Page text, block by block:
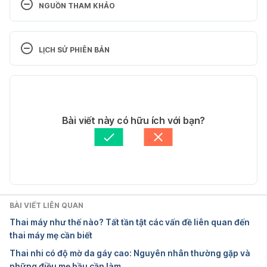
NGUỒN THAM KHẢO
Hormones Interfere with Taste and Food Intake –
PMC
Ngày truy cập: 9/3/2025
https://utswmed.org/medblog/weird-pregnancy-
Ngày truy cập: 9/3/2025
LỊCH SỬ PHIÊN BẢN
Tác giả: Vi Quỳnh
Tham vấn y khoa: Bác sĩ Văn Thu Uyên
Trương Phương Đài
Bài viết này có hữu ích với bạn?
BÀI VIẾT LIÊN QUAN
Thai máy như thế nào? Tất tần tật các vấn đề liên quan đến
thai máy mẹ cần biết
Thai nhi có độ mờ da gáy cao: Nguyên nhân thường gặp và